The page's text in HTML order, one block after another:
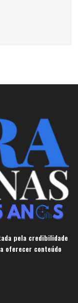
pela credibilidade
oferecer conteúdo